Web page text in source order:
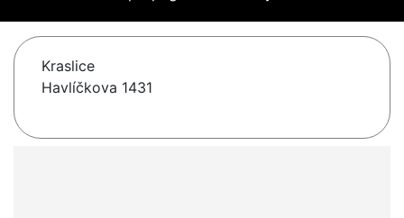
Kraslice
Havlíčkova 1431